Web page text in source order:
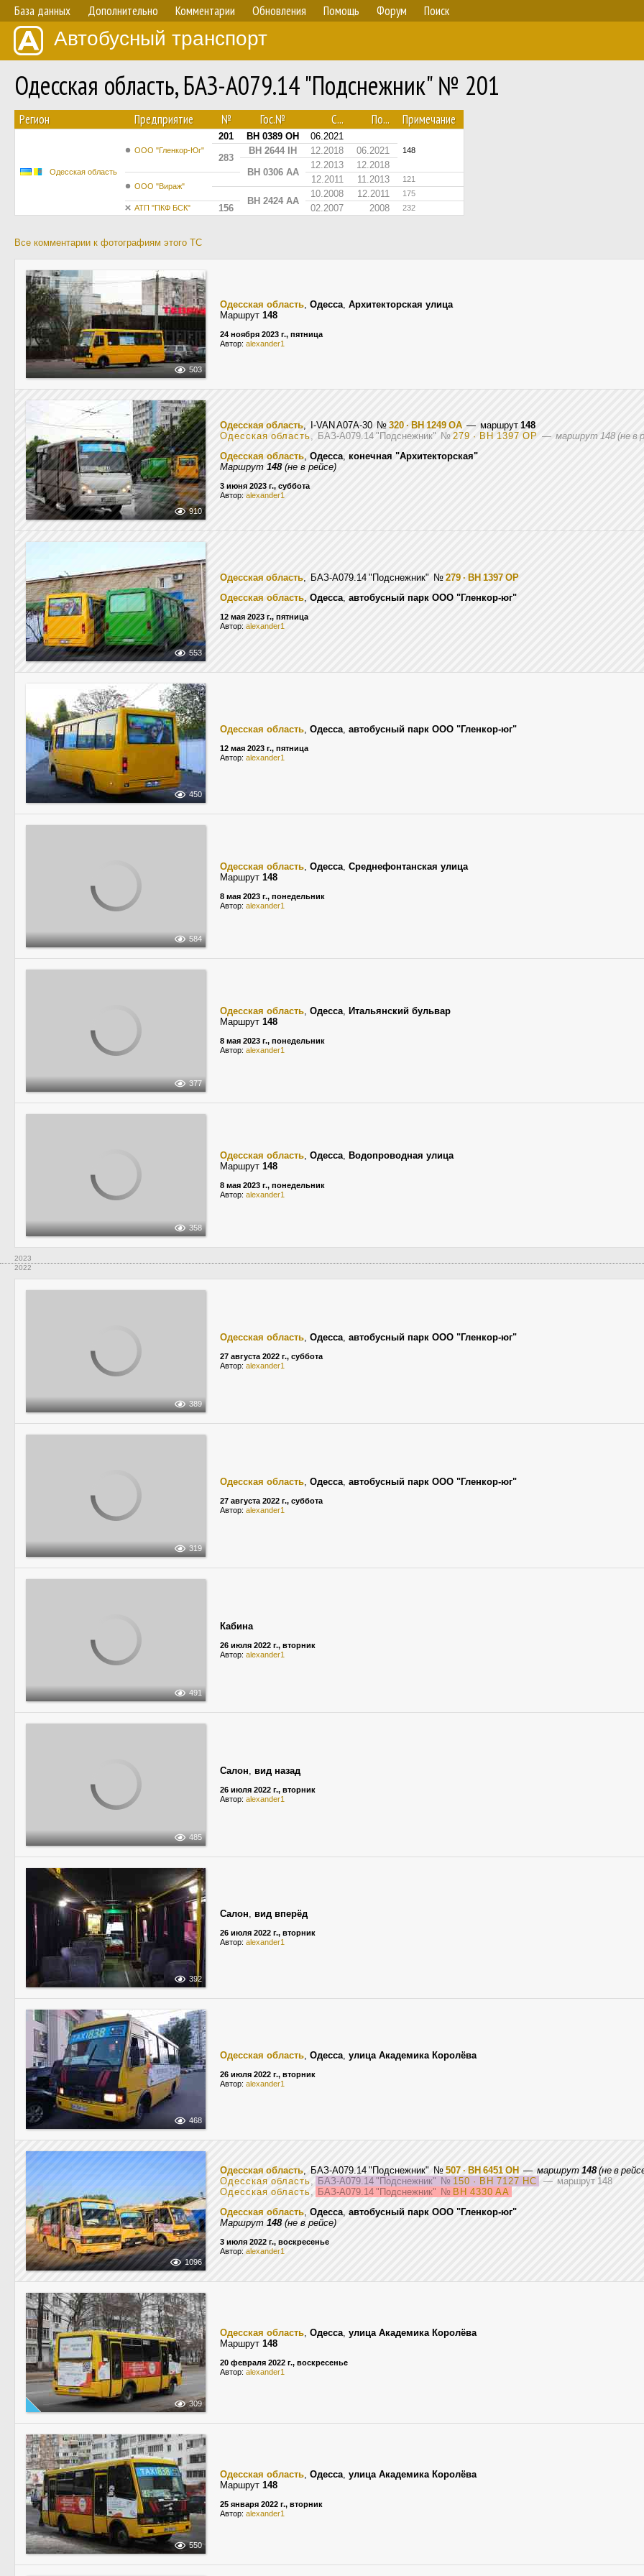
База данных Дополнительно Комментарии Обновления Помощь Форум Поиск
Автобусный транспорт
Одесская область, БАЗ-А079.14 "Подснежник" № 201
Регион Предприятие № Гос.№ С... По... Примечание
Одесская область
ООО "Гленкор-Юг"
201 BH 0389 OH 06.2021
148
283
BH 2644 IH 12.2018
06.2021
BH 0306 AA
12.2013 12.2018
ООО "Вираж"
12.2011 11.2013 121
BH 2424 AA
10.2008 12.2011
175
АТП "ПКФ БСК"
156 02.2007 2008 232
Все комментарии к фотографиям этого ТС
503
Одесская область, Одесса, Архитекторская улица
Маршрут 148
24 ноября 2023 г., пятница
Автор: alexander1
910
Одесская область, I-VAN A07A-30 № 320 · BH 1249 OA — маршрут 148
Одесская область, БАЗ-А079.14 "Подснежник" № 279 · BH 1397 OP — маршрут 148 (не в
Одесская область, Одесса, конечная "Архитекторская"
Маршрут 148(не в рейсе)
3 июня 2023 г., суббота
Автор: alexander1
553
Одесская область, БАЗ-А079.14 "Подснежник" № 279 · BH 1397 OP
Одесская область, Одесса, автобусный парк ООО "Гленкор-юг"
12 мая 2023 г., пятница
Автор: alexander1
450
Одесская область, Одесса, автобусный парк ООО "Гленкор-юг"
12 мая 2023 г., пятница
Автор: alexander1
584
Одесская область, Одесса, Среднефонтанская улица
Маршрут 148
8 мая 2023 г., понедельник
Автор: alexander1
377
Одесская область, Одесса, Итальянский бульвар
Маршрут 148
8 мая 2023 г., понедельник
Автор: alexander1
358
Одесская область, Одесса, Водопроводная улица
Маршрут 148
8 мая 2023 г., понедельник
Автор: alexander1
2023
2022
389
Одесская область, Одесса, автобусный парк ООО "Гленкор-юг"
27 августа 2022 г., суббота
Автор: alexander1
319
Одесская область, Одесса, автобусный парк ООО "Гленкор-юг"
27 августа 2022 г., суббота
Автор: alexander1
491
Кабина
26 июля 2022 г., вторник
Автор: alexander1
485
Салон, вид назад
26 июля 2022 г., вторник
Автор: alexander1
392
Салон, вид вперёд
26 июля 2022 г., вторник
Автор: alexander1
468
Одесская область, Одесса, улица Академика Королёва
26 июля 2022 г., вторник
Автор: alexander1
1096
Одесская область, БАЗ-А079.14 "Подснежник" № 507 · BH 6451 OH — маршрут 148(не в
Одесская область, БАЗ-А079.14 "Подснежник" № 150 · BH 7127 HC
— маршрут 148
Одесская область, БАЗ-А079.14 "Подснежник" № BH 4330 AA
Одесская область, Одесса, автобусный парк ООО "Гленкор-юг"
Маршрут 148(не в рейсе)
3 июля 2022 г., воскресенье
Автор: alexander1
309
Одесская область, Одесса, улица Академика Королёва
Маршрут 148
20 февраля 2022 г., воскресенье
Автор: alexander1
550
Одесская область, Одесса, улица Академика Королёва
Маршрут 148
25 января 2022 г., вторник
Автор: alexander1